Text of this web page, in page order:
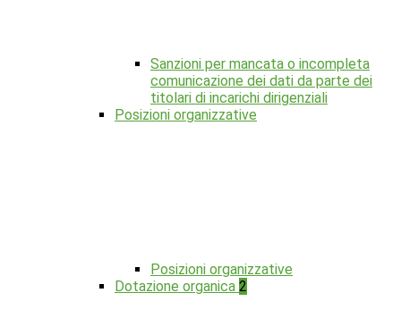
Sanzioni per mancata o incompleta
comunicazione dei dati da parte dei
titolari di incarichi dirigenziali
Posizioni organizzative
Posizioni organizzative
Dotazione organica 2